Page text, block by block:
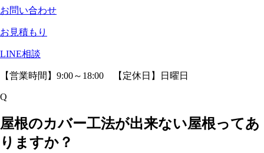
お問い合わせ
お見積もり
LINE相談
【営業時間】9:00～18:00 【定休日】日曜日
Q
屋根のカバー工法が出来ない屋根ってあ
りますか？